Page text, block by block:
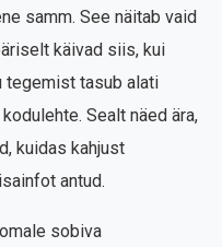
samm. See näitab vaid
käivad siis, kui
tegemist tasub alati
Sealt näed ära,
kuidas kahjust
antud.
sobiva